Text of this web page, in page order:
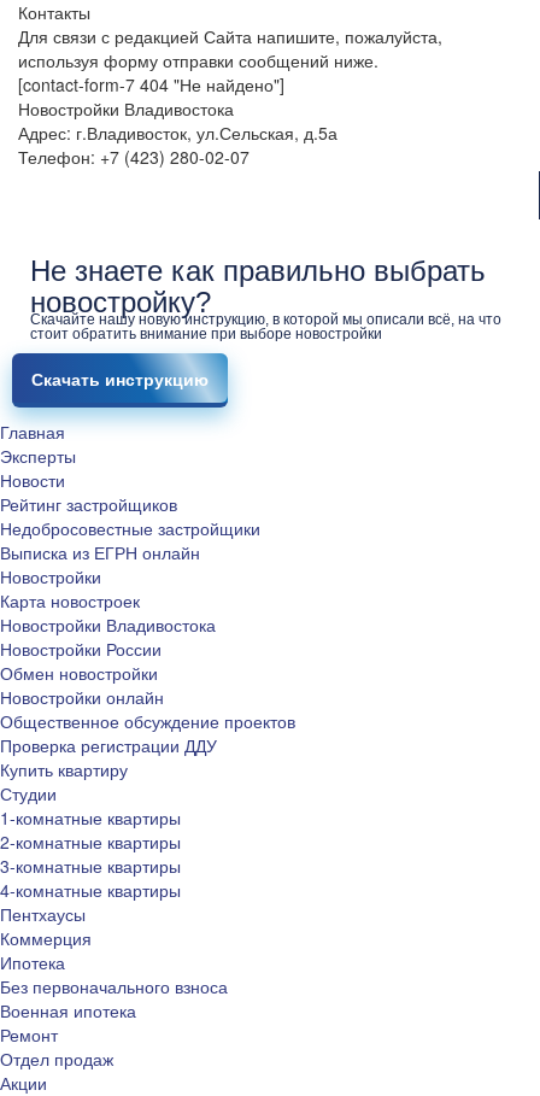
Контакты
Для связи с редакцией Сайта напишите, пожалуйста,
используя форму отправки сообщений ниже.
[contact-form-7 404 "Не найдено"]
Новостройки Владивостока
Адрес: г.Владивосток, ул.Сельская, д.5а
Телефон: +7 (423) 280-02-07
Не знаете как правильно выбрать
новостройку?
Скачайте нашу новую инструкцию, в которой мы описали всё, на что
стоит обратить внимание при выборе новостройки
Скачать инструкцию
Главная
Эксперты
Новости
Рейтинг застройщиков
Недобросовестные застройщики
Выписка из ЕГРН онлайн
Новостройки
Карта новостроек
Новостройки Владивостока
Новостройки России
Обмен новостройки
Новостройки онлайн
Общественное обсуждение проектов
Проверка регистрации ДДУ
Купить квартиру
Студии
1-комнатные квартиры
2-комнатные квартиры
3-комнатные квартиры
4-комнатные квартиры
Пентхаусы
Коммерция
Ипотека
Без первоначального взноса
Военная ипотека
Ремонт
Отдел продаж
Акции